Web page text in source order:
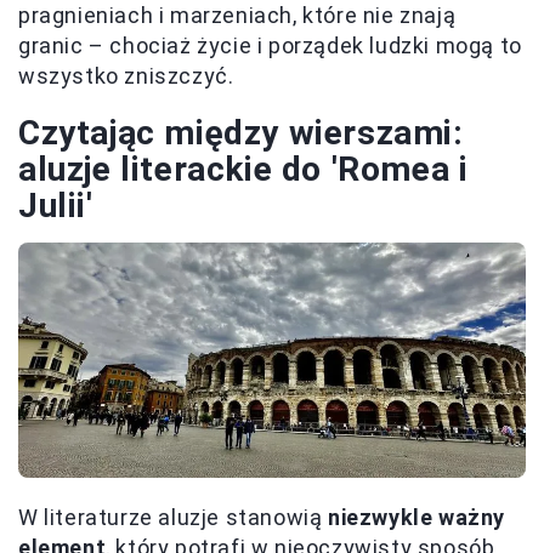
pragnieniach i marzeniach, które nie znają
granic – chociaż życie i porządek ludzki mogą to
wszystko zniszczyć.
Czytając między wierszami:
aluzje literackie do 'Romea i
Julii'
W literaturze aluzje stanowią niezwykle ważny
element, który potrafi w nieoczywisty sposób